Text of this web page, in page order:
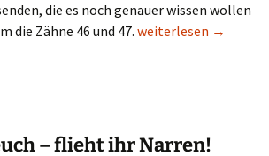
die es noch genauer wissen wollen
die Zähne 46 und 47. 1:0 für
weiterlesen →
– flieht ihr Narren!